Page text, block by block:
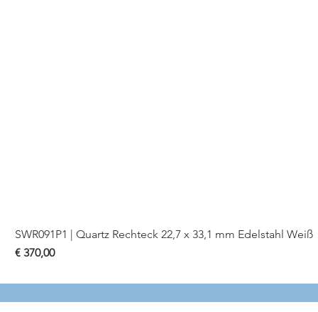
SWR091P1 | Quartz Rechteck 22,7 x 33,1 mm Edelstahl Weiß
Preis
€ 370,00